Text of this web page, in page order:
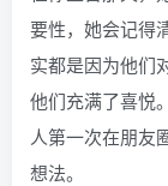
要性，她会记得
实都是因为他们
他们充满了喜悦
人第一次在朋友
想法。